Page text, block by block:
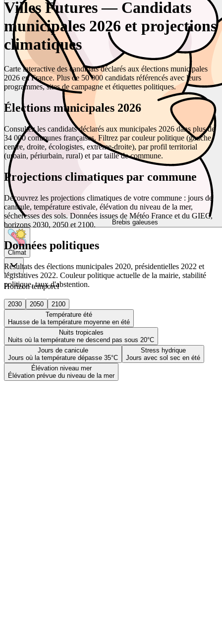
Brebis galeuses
Climat
Horizon temporel
2030 2050
2100
Température été
Hausse de la température moyenne en été
Nuits tropicales
Nuits où la température ne descend pas sous 20°C
Jours de canicule
Jours où la température dépasse 35°C
Stress hydrique
Jours avec sol sec en été
Élévation niveau mer
Élévation prévue du niveau de la mer
Villes Futures — Candidats
municipales 2026 et projections
climatiques
Carte interactive des candidats déclarés aux élections municipales
2026 en France. Plus de 50 000 candidats référencés avec leurs
programmes, sites de campagne et étiquettes politiques.
Élections municipales 2026
Consultez les candidats déclarés aux municipales 2026 dans plus de
34 000 communes françaises. Filtrez par couleur politique (gauche,
centre, droite, écologistes, extrême-droite), par profil territorial
(urbain, périurbain, rural) et par taille de commune.
Projections climatiques par commune
Découvrez les projections climatiques de votre commune : jours de
canicule, température estivale, élévation du niveau de la mer,
sécheresses des sols. Données issues de Météo France et du GIEC,
horizons 2030, 2050 et 2100.
Données politiques
Résultats des élections municipales 2020, présidentielles 2022 et
législatives 2022. Couleur politique actuelle de la mairie, stabilité
politique, taux d'abstention.